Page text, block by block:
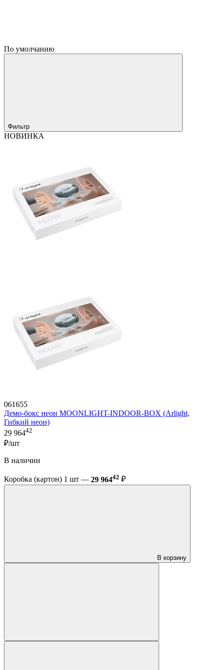
По умолчанию
Фильтр
НОВИНКА
061655
Демо-бокс неон MOONLIGHT-INDOOR-BOX (Arlight,
Гибкий неон)
29 96442
₽/шт
В наличии
Коробка (картон) 1 шт — 29 96442 ₽
В корзину